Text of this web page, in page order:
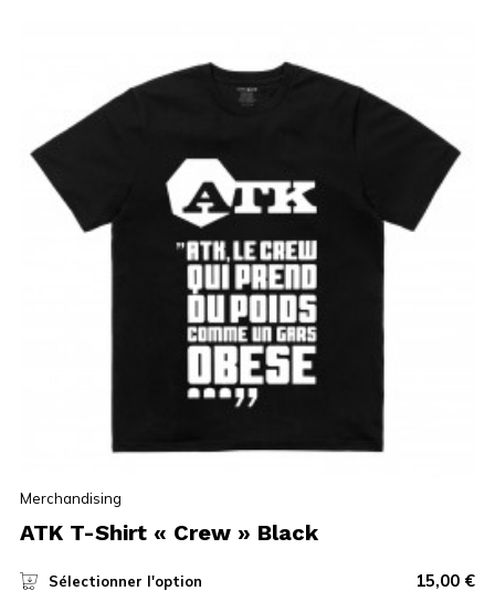
Merchandising
ATK T-Shirt « Crew » Black
Sélectionner l'option 15,00 €